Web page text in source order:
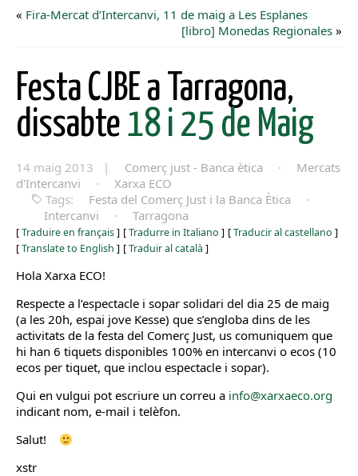
« Fira-Mercat d’Intercanvi, 11 de maig a Les Esplanes
[libro] Monedas Regionales »
Festa CJBE a Tarragona,
dissabte 18 i 25 de Maig
14 maig 2013 | Comerç just - Banca ètica ·
Mercats
d'Intercanvi
·
Xarxa ECO
Tags:
Festa del Comerç Just i la Banca Ètica
·
Intercanvi
· Tarragona
[Traduire en français] [Tradurre in Italiano ] [Traducir al castellano ]
[Translate to English ] [Traduir al català ]
Hola Xarxa ECO!
Respecte a l’espectacle i sopar solidari del dia 25 de maig
(a les 20h, espai jove Kesse) que s’engloba dins de les
activitats de la festa del Comerç Just, us comuniquem que
hi han 6 tiquets disponibles 100% en intercanvi o ecos (10
ecos per tiquet, que inclou espectacle i sopar).
Qui en vulgui pot escriure un correu a info@xarxaeco.org
indicant nom, e-mail i telèfon.
Salut!
xstr